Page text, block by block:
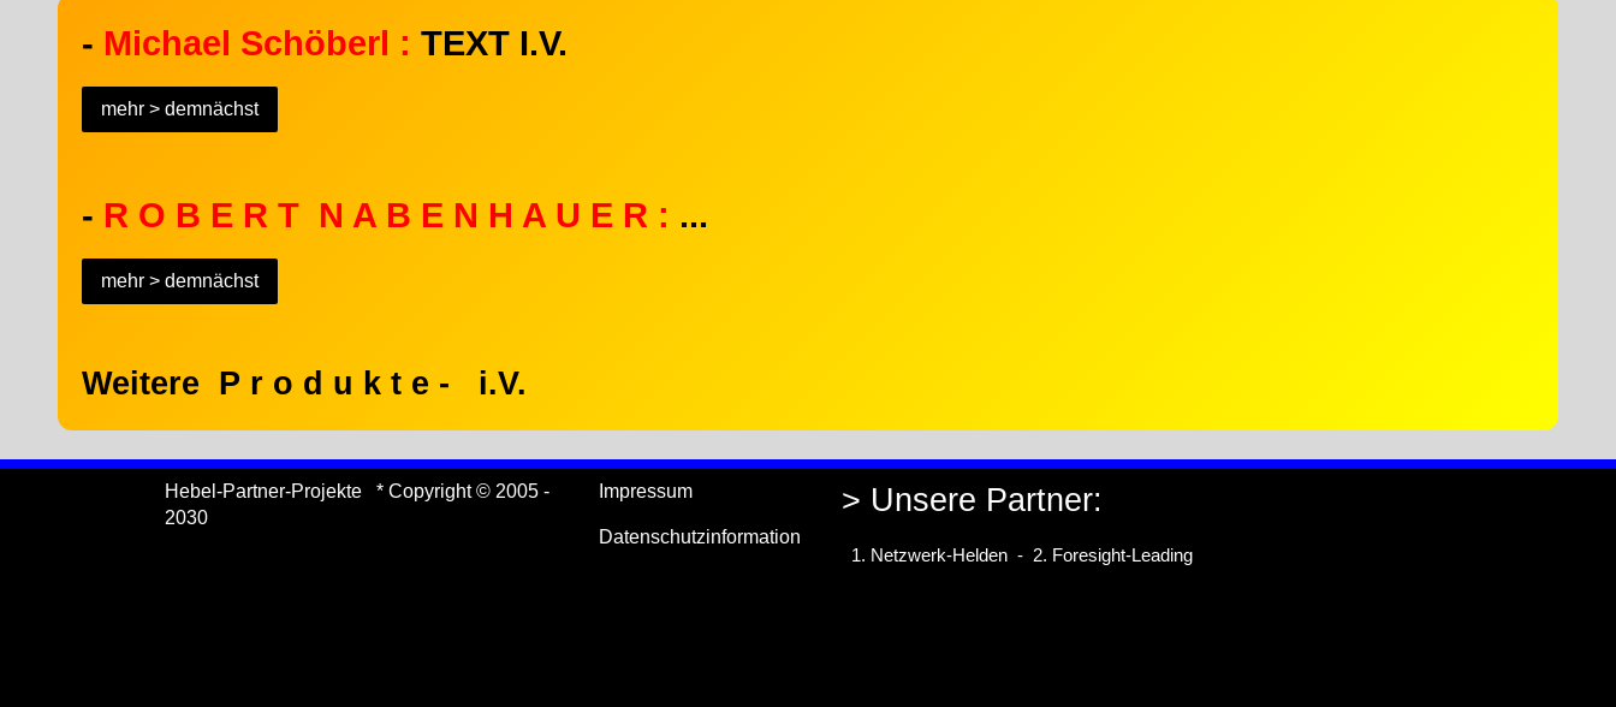
- Michael Schöberl : TEXT I.V.
mehr > demnächst
- R O B E R T N A B E N H A U E R : ...
mehr > demnächst
Weitere P r o d u k t e - i.V.
Hebel-Partner-Projekte * Copyright © 2005 -
2030
Impressum
Datenschutzinformation
> Unsere Partner:
1. Netzwerk-Helden - 2. Foresight-Leading